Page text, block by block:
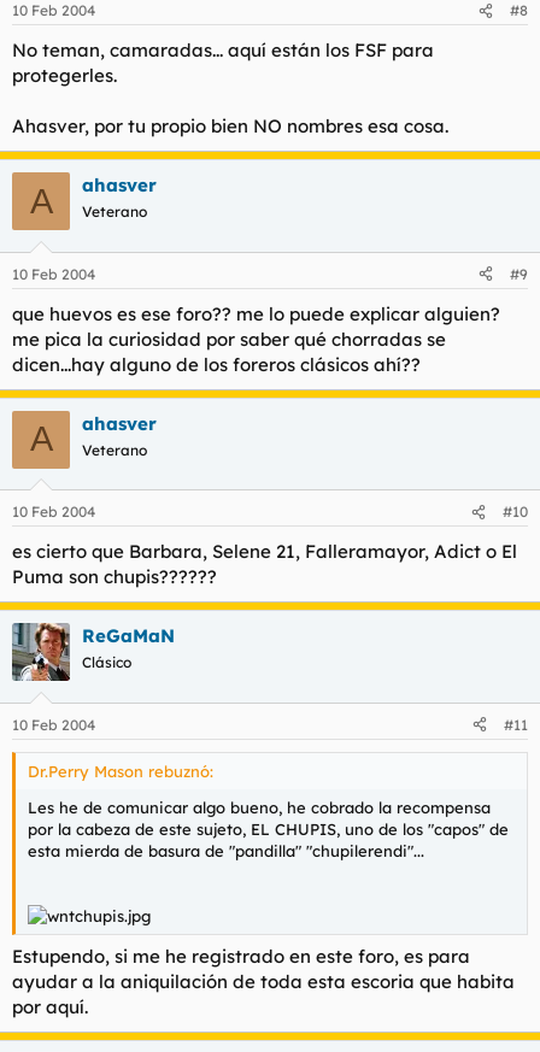
10 Feb 2004 #8
No teman, camaradas... aquí están los FSF para
protegerles.
Ahasver, por tu propio bien NO nombres esa cosa.
A ahasver
Veterano
10 Feb 2004 #9
que huevos es ese foro?? me lo puede explicar alguien?
me pica la curiosidad por saber qué chorradas se
dicen...hay alguno de los foreros clásicos ahí??
A ahasver
Veterano
10 Feb 2004 #10
es cierto que Barbara, Selene 21, Falleramayor, Adict o El
Puma son chupis??????
ReGaMaN
Clásico
10 Feb 2004 #11
Dr.Perry Mason rebuznó:
Les he de comunicar algo bueno, he cobrado la recompensa
por la cabeza de este sujeto, EL CHUPIS, uno de los "capos" de
esta mierda de basura de "pandilla" "chupilerendi"...
Estupendo, si me he registrado en este foro, es para
ayudar a la aniquilación de toda esta escoria que habita
por aquí.